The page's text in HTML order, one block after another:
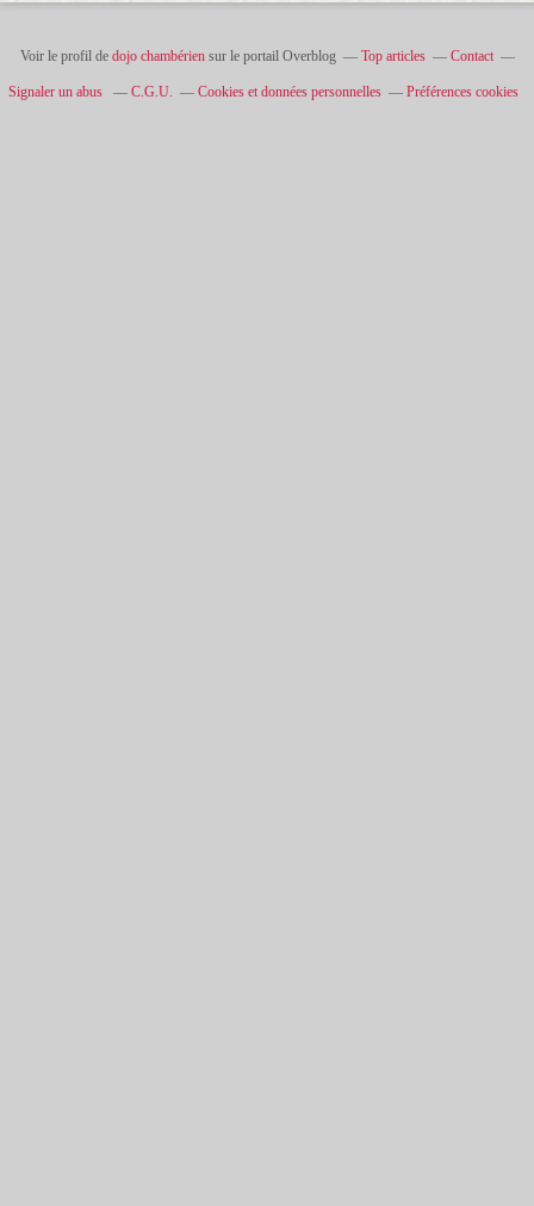
Voir le profil de dojo chambériensur le portail Overblog Top articles Contact
Signaler un abus C.G.U. Cookies et données personnelles Préférences cookies